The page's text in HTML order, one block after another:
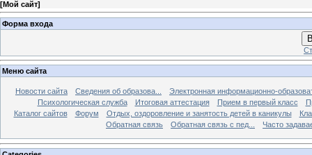
[Мой сайт]
Форма входа
Меню сайта
Новости сайта Сведения об образова...
Электронная информационно-
Психологическая служба
Итоговая аттестация Прием в первый класс
Каталог сайтов
Форум Отдых, оздоровление и занятость детей в каникулы
Обратная связь
Обратная связь с пед... Часто